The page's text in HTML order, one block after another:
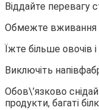
Віддайте перевагу
Обмежте вживання
Їжте більше овочів
Виключіть
Обов\’язково
продукти, багаті